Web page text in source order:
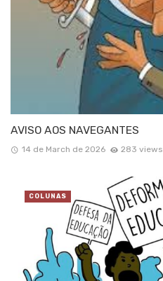
AVISO AOS NAVEGANTES
14 de March de 2026 283 views
COLUNAS